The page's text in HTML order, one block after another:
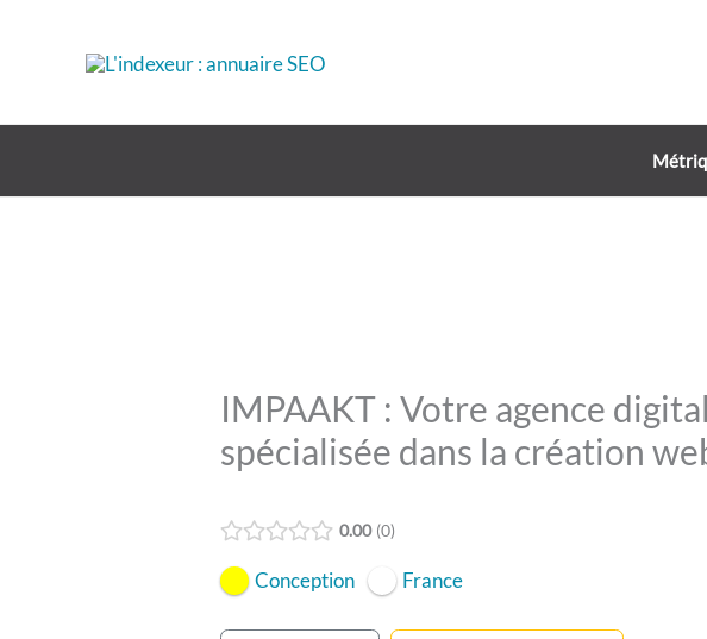
IMPAAKT : Votre agence
spécialisée dans la création
0.00 0
Conception France